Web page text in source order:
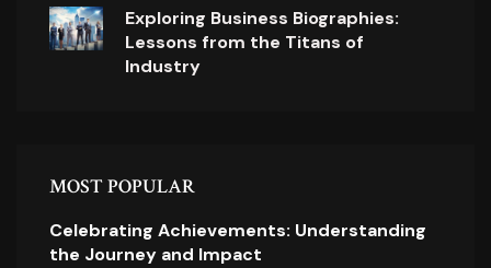
Exploring Business Biographies:
Lessons from the Titans of
Industry
MOST POPULAR
Celebrating Achievements: Understanding
the Journey and Impact